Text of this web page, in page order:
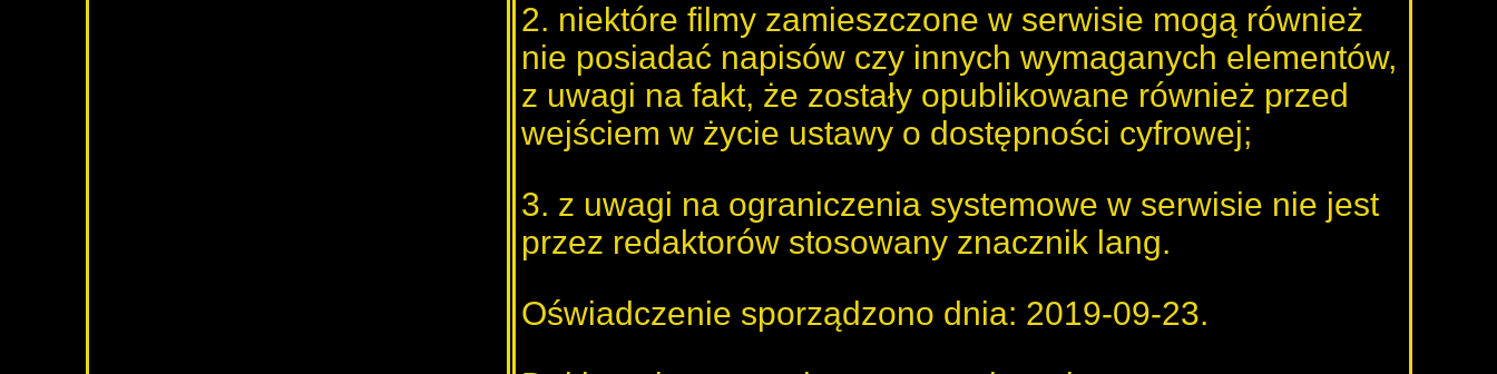
2. niektóre filmy zamieszczone w serwisie mogą również
nie posiadać napisów czy innych wymaganych elementów,
z uwagi na fakt, że zostały opublikowane również przed
wejściem w życie ustawy o dostępności cyfrowej;
3. z uwagi na ograniczenia systemowe w serwisie nie jest
przez redaktorów stosowany znacznik lang.
Oświadczenie sporządzono dnia: 2019-09-23.